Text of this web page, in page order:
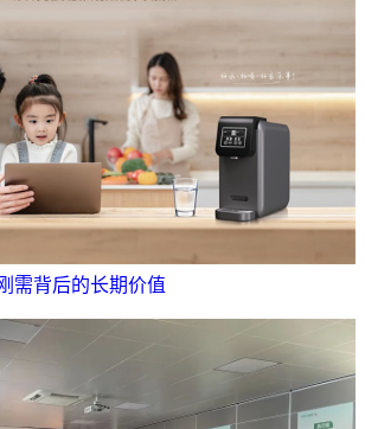
需背后的长期价值